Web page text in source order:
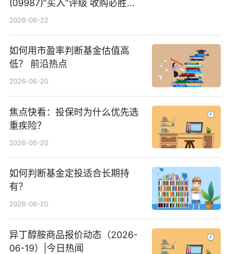
(09987)“买入”评级 收购必胜客
中国增厚利润加速成长 信息
2026-06-22
如何用市盈率判断基金估值高
低？ 前沿热点
2026-06-20
焦点快看：投保时为什么优先选
重疾险？
2026-06-20
如何判断基金定投适合长期持
有？
2026-06-20
异丁醇胺商品报价动态（2026-
06-19）|今日热闻